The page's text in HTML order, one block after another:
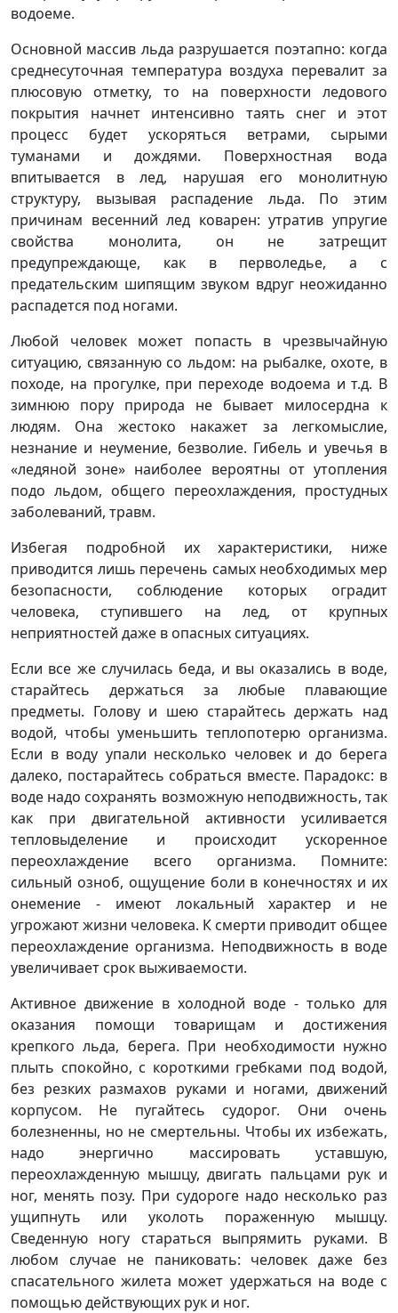
водоеме.
Основной массив льда разрушается поэтапно: когда
среднесуточная температура воздуха перевалит за
плюсовую отметку, то на поверхности ледового
покрытия начнет интенсивно таять снег и этот
процесс будет ускоряться ветрами, сырыми
туманами и дождями. Поверхностная вода
впитывается в лед, нарушая его монолитную
структуру, вызывая распадение льда. По этим
причинам весенний лед коварен: утратив упругие
свойства монолита, он не затрещит
предупреждающе, как в перволедье, а с
предательским шипящим звуком вдруг неожиданно
распадется под ногами.
Любой человек может попасть в чрезвычайную
ситуацию, связанную со льдом: на рыбалке, охоте, в
походе, на прогулке, при переходе водоема и т.д. В
зимнюю пору природа не бывает милосердна к
людям. Она жестоко накажет за легкомыслие,
незнание и неумение, безволие. Гибель и увечья в
«ледяной зоне» наиболее вероятны от утопления
подо льдом, общего переохлаждения, простудных
заболеваний, травм.
Избегая подробной их характеристики, ниже
приводится лишь перечень самых необходимых мер
безопасности, соблюдение которых оградит
человека, ступившего на лед, от крупных
неприятностей даже в опасных ситуациях.
Если все же случилась беда, и вы оказались в воде,
старайтесь держаться за любые плавающие
предметы. Голову и шею старайтесь держать над
водой, чтобы уменьшить теплопотерю организма.
Если в воду упали несколько человек и до берега
далеко, постарайтесь собраться вместе. Парадокс: в
воде надо сохранять возможную неподвижность, так
как при двигательной активности усиливается
тепловыделение и происходит ускоренное
переохлаждение всего организма. Помните:
сильный озноб, ощущение боли в конечностях и их
онемение - имеют локальный характер и не
угрожают жизни человека. К смерти приводит общее
переохлаждение организма. Неподвижность в воде
увеличивает срок выживаемости.
Активное движение в холодной воде - только для
оказания помощи товарищам и достижения
крепкого льда, берега. При необходимости нужно
плыть спокойно, с короткими гребками под водой,
без резких размахов руками и ногами, движений
корпусом. Не пугайтесь судорог. Они очень
болезненны, но не смертельны. Чтобы их избежать,
надо энергично массировать уставшую,
переохлажденную мышцу, двигать пальцами рук и
ног, менять позу. При судороге надо несколько раз
ущипнуть или уколоть пораженную мышцу.
Сведенную ногу стараться выпрямить руками. В
любом случае не паниковать: человек даже без
спасательного жилета может удержаться на воде с
помощью действующих рук и ног.